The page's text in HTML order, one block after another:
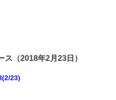
（2018年2月23日）
23)